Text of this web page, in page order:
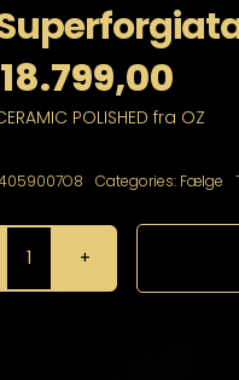
18.799,00
POLISHED fra OZ
Categories: Fælge
OZ
Superforgiata